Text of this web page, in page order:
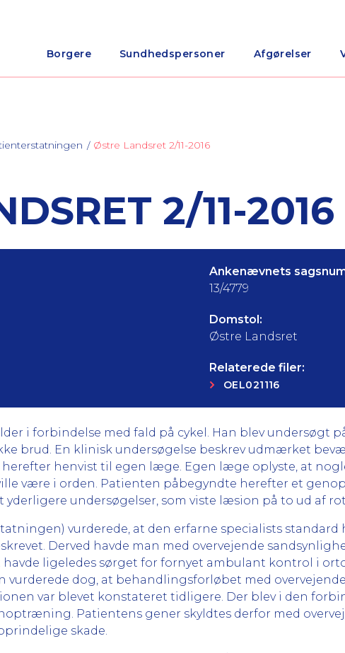
Borgere Sundhedspersoner Afgørelser
Østre Landsret 2/11-2016
2/11-2016
Ankenævnets
13/4779
Domstol:
Østre Landsret
Relaterede filer:
OEL021116
i forbindelse med fald på cykel. Han blev undersøgt
brud. En klinisk undersøgelse beskrev udmærket
henvist til egen læge. Egen læge oplyste, at
være i orden. Patienten påbegyndte herefter et
undersøgelser, som viste læsion på to ud af
vurderede, at den erfarne specialists standard
Derved havde man med overvejende
havde ligeledes sørget for fornyet ambulant kontrol i
dog, at behandlingsforløbet med
var blevet konstateret tidligere. Der blev i den
Patientens gener skyldtes derfor med
skade.